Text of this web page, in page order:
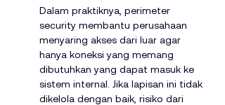
Dalam praktiknya, perimeter
security membantu perusahaan
menyaring akses dari luar agar
hanya koneksi yang memang
dibutuhkan yang dapat masuk ke
sistem internal. Jika lapisan ini tidak
dikelola dengan baik, risiko dari